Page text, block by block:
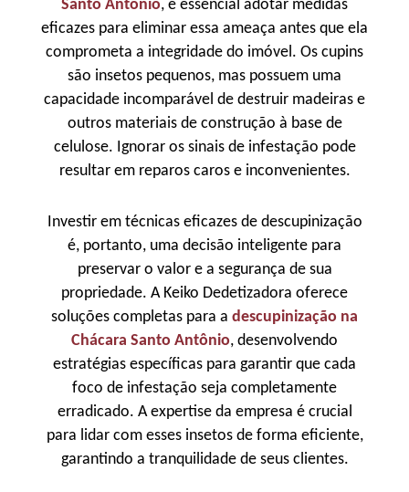
Santo Antônio, é essencial adotar medidas
eficazes para eliminar essa ameaça antes que ela
comprometa a integridade do imóvel. Os cupins
são insetos pequenos, mas possuem uma
capacidade incomparável de destruir madeiras e
outros materiais de construção à base de
celulose. Ignorar os sinais de infestação pode
resultar em reparos caros e inconvenientes.
Investir em técnicas eficazes de descupinização
é, portanto, uma decisão inteligente para
preservar o valor e a segurança de sua
propriedade. A Keiko Dedetizadora oferece
soluções completas para a descupinização na
Chácara Santo Antônio, desenvolvendo
estratégias específicas para garantir que cada
foco de infestação seja completamente
erradicado. A expertise da empresa é crucial
para lidar com esses insetos de forma eficiente,
garantindo a tranquilidade de seus clientes.